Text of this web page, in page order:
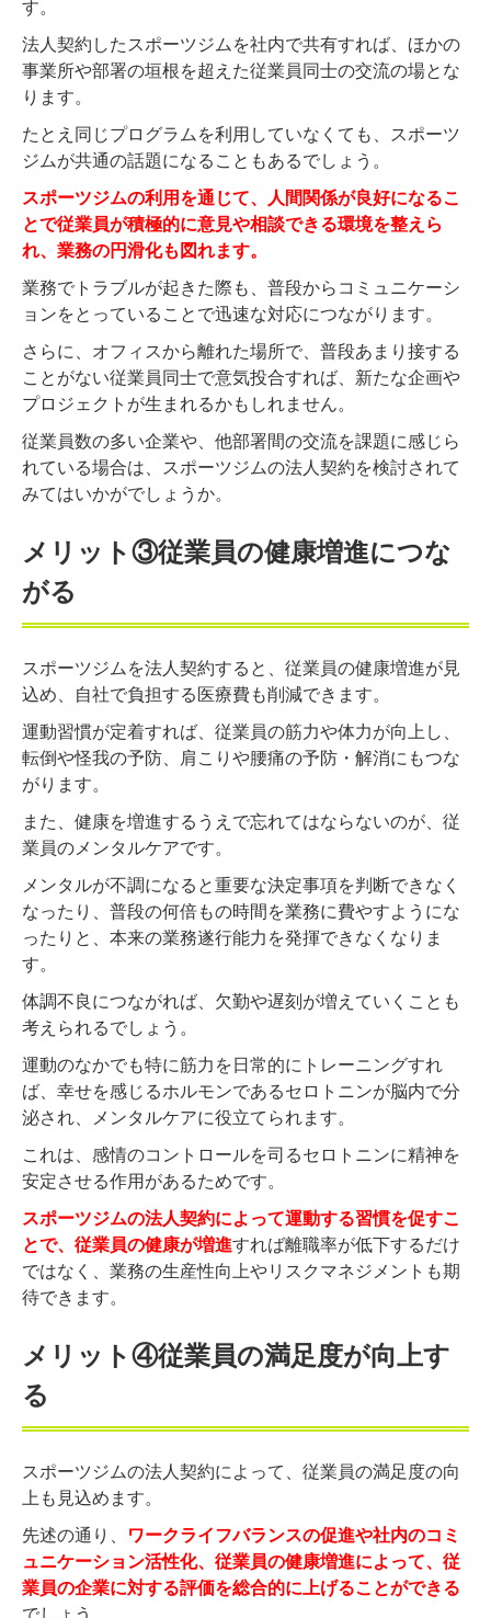
す。
法人契約したスポーツジムを社内で共有すれば、ほかの
事業所や部署の垣根を超えた従業員同士の交流の場とな
ります。
たとえ同じプログラムを利用していなくても、スポーツ
ジムが共通の話題になることもあるでしょう。
スポーツジムの利用を通じて、人間関係が良好になるこ
とで従業員が積極的に意見や相談できる環境を整えら
れ、業務の円滑化も図れます。
業務でトラブルが起きた際も、普段からコミュニケーシ
ョンをとっていることで迅速な対応につながります。
さらに、オフィスから離れた場所で、普段あまり接する
ことがない従業員同士で意気投合すれば、新たな企画や
プロジェクトが生まれるかもしれません。
従業員数の多い企業や、他部署間の交流を課題に感じら
れている場合は、スポーツジムの法人契約を検討されて
みてはいかがでしょうか。
メリット③従業員の健康増進につな
がる
スポーツジムを法人契約すると、従業員の健康増進が見
込め、自社で負担する医療費も削減できます。
運動習慣が定着すれば、従業員の筋力や体力が向上し、
転倒や怪我の予防、肩こりや腰痛の予防・解消にもつな
がります。
また、健康を増進するうえで忘れてはならないのが、従
業員のメンタルケアです。
メンタルが不調になると重要な決定事項を判断できなく
なったり、普段の何倍もの時間を業務に費やすようにな
ったりと、本来の業務遂行能力を発揮できなくなりま
す。
体調不良につながれば、欠勤や遅刻が増えていくことも
考えられるでしょう。
運動のなかでも特に筋力を日常的にトレーニングすれ
ば、幸せを感じるホルモンであるセロトニンが脳内で分
泌され、メンタルケアに役立てられます。
これは、感情のコントロールを司るセロトニンに精神を
安定させる作用があるためです。
スポーツジムの法人契約によって運動する習慣を促すこ
とで、従業員の健康が増進すれば離職率が低下するだけ
ではなく、業務の生産性向上やリスクマネジメントも期
待できます。
メリット④従業員の満足度が向上す
る
スポーツジムの法人契約によって、従業員の満足度の向
上も見込めます。
先述の通り、 ワークライフバランスの促進や社内のコミ
ュニケーション活性化、従業員の健康増進によって、従
業員の企業に対する評価を総合的に上げることができる